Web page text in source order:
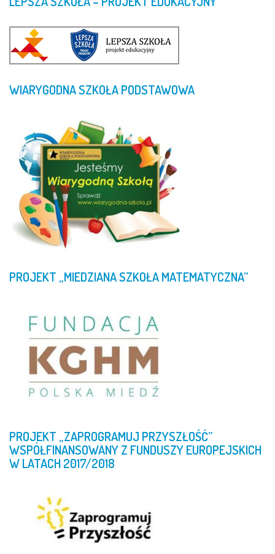
WIARYGODNASZKOŁAPODSTAWOWA
PROJEKT „MIEDZIANASZKOŁAMATEMATYCZNA”
PROJEKT „ZAPROGRAMUJ PRZYSZŁOŚĆ”
WSPÓŁFINANSOWANYZ FUNDUSZYEUROPEJSKICH
WLATACH2017/2018